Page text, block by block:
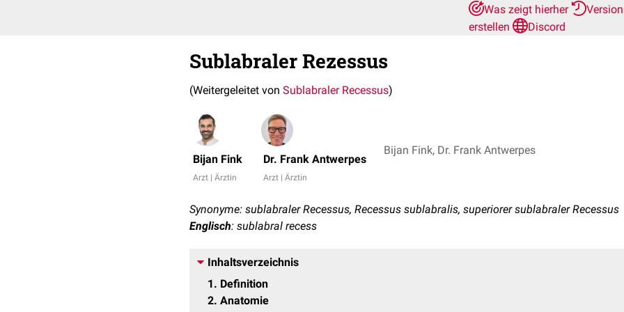
Was zeigt hierher
erstellen
Discord
Sublabraler Rezessus
(Weitergeleitet von Sublabraler Recessus)
Bijan Fink
Arzt | Ärztin
Dr. Frank Antwerpes
Arzt | Ärztin
Bijan Fink, Dr. Frank Antwerpes
Synonyme: sublabraler Recessus, Recessus sublabralis, superiorer sublabraler Recessus
Englisch: sublabral recess
Inhaltsverzeichnis
1
Definition
2 Anatomie